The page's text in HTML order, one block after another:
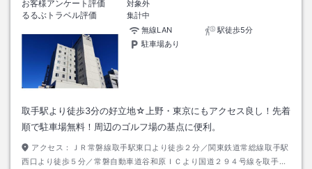
お客様アンケート評価
対象外
るるぶトラベル評価
集計中
無線LAN
駅徒歩5分
駐車場あり
取手駅より徒歩3分の好立地☆上野・東京にもアクセス良し！先着
順で駐車場無料！周辺のゴルフ場の基点に便利。
アクセス：
ＪＲ常磐線取手駅東口より徒歩２分／関東鉄道常総線取手駅
西口より徒歩５分／常磐自動車道谷和原ＩＣより国道２９４号線を取手方